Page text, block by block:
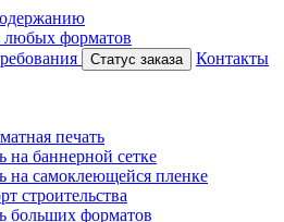
Статус заказа
Контакты
печать
на баннерной сетке
на самоклеющейся пленке
строительства
больших форматов